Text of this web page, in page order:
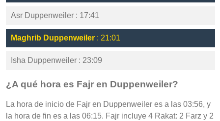
Asr Duppenweiler : 17:41
Maghrib Duppenweiler : 21:01
Isha Duppenweiler : 23:09
¿A qué hora es Fajr en Duppenweiler?
La hora de inicio de Fajr en Duppenweiler es a las 03:56, y
la hora de fin es a las 06:15. Fajr incluye 4 Rakat: 2 Farz y 2